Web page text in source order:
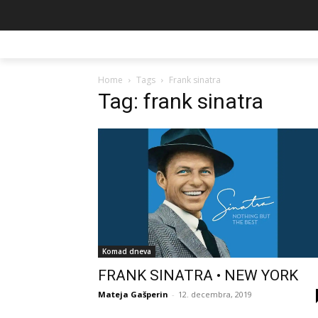
Home Tags Frank sinatra
Tag: frank sinatra
Komad dneva
FRANK SINATRA • NEW YORK
Mateja Gašperin - 12. decembra, 2019